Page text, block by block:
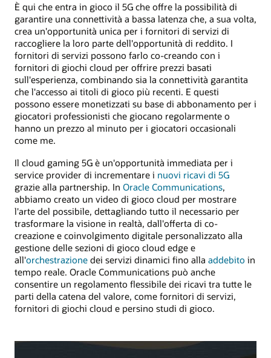
È qui che entra in gioco il 5G che offre la possibilità di
garantire una connettività a bassa latenza che, a sua volta,
crea un'opportunità unica per i fornitori di servizi di
raccogliere la loro parte dell'opportunità di reddito. I
fornitori di servizi possono farlo co-creando con i
fornitori di giochi cloud per offrire prezzi basati
sull'esperienza, combinando sia la connettività garantita
che l'accesso ai titoli di gioco più recenti. E questi
possono essere monetizzati su base di abbonamento per i
giocatori professionisti che giocano regolarmente o
hanno un prezzo al minuto per i giocatori occasionali
come me.
Il cloud gaming 5G è un'opportunità immediata per i
service provider di incrementare i nuovi ricavi di 5G
grazie alla partnership. In Oracle Communications,
abbiamo creato un video di gioco cloud per mostrare
l'arte del possibile, dettagliando tutto il necessario per
trasformare la visione in realtà, dall'offerta di co-
creazione e coinvolgimento digitale personalizzato alla
gestione delle sezioni di gioco cloud edge e
all'orchestrazione dei servizi dinamici fino alla addebito in
tempo reale. Oracle Communications può anche
consentire un regolamento flessibile dei ricavi tra tutte le
parti della catena del valore, come fornitori di servizi,
fornitori di giochi cloud e persino studi di gioco.